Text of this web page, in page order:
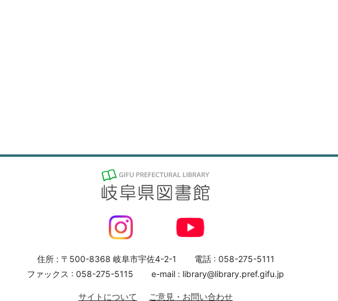
住所 : 〒500-8368 岐阜市宇佐4-2-1
電話 : 058-275-5111
ファックス : 058-275-5115
e-mail : library@library.pref.gifu.jp
サイトについて ご意見・お問い合わせ